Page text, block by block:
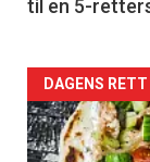
til en 5-
Forsiden
akkurat
DAGENS RETT